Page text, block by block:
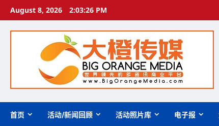
Skip
content
August 8, 2026 2:03:27 PM
首页 活动/新闻回顾 活动照片库 电子报